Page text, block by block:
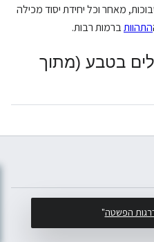
מאחר וכל יחידת יסוד מכילה
התהוותברמות רבות.
בטבע (מתוך
הפשטה"